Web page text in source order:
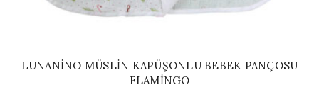
LUNANINO MÜSLIN KAPÜŞONLU BEBEK PANÇOSU
FLAMINGO